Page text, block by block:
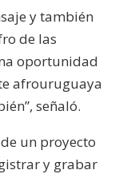
y también
de las
oportunidad
afrouruguaya
señaló.
un proyecto
y grabar